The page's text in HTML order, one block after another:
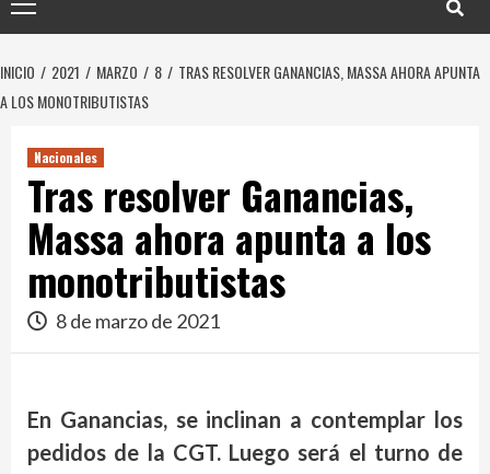
principal
INICIO 2021 MARZO 8
TRAS RESOLVER GANANCIAS, MASSA AHORA APUNTA
A LOS MONOTRIBUTISTAS
Nacionales
Tras resolver Ganancias,
Massa ahora apunta a los
monotributistas
8 de marzo de 2021
En Ganancias, se inclinan a contemplar los
pedidos de la CGT. Luego será el turno de